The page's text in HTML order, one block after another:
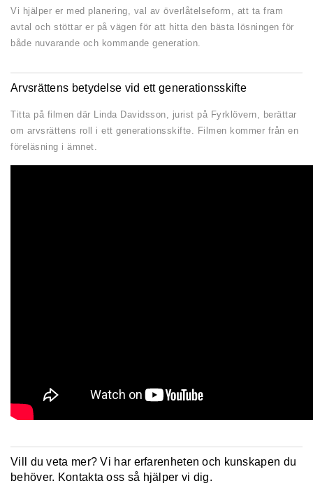
Vi hjälper er med planering, val av överlåtelseform, att ta fram
avtal och stöttar er på vägen för att hitta den bästa lösningen för
både nuvarande och kommande generation.
Arvsrättens betydelse vid ett generationsskifte
Titta på filmen där Linda Davidsson, jurist på Fyrklövern, berättar
om arvsrättens roll i ett generationsskifte. Filmen kommer från en
föreläsning i ämnet.
Vill du veta mer? Vi har erfarenheten och kunskapen du
behöver. Kontakta oss så hjälper vi dig.